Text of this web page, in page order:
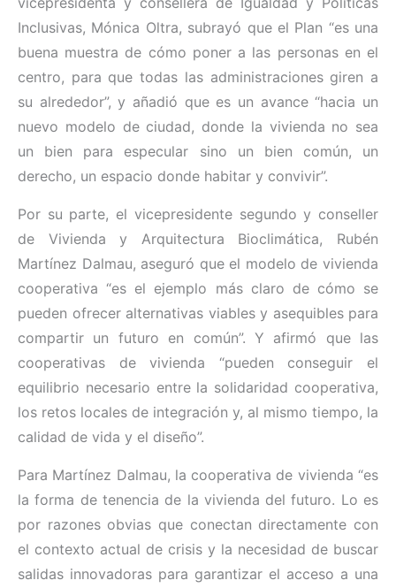
Inclusivas, Mónica Oltra, subrayó que el Plan “es una
buena muestra de cómo poner a las personas en el
centro, para que todas las administraciones giren a
su alrededor”, y añadió que es un avance “hacia un
nuevo modelo de ciudad, donde la vivienda no sea
un bien para especular sino un bien común, un
derecho, un espacio donde habitar y convivir”.
Por su parte, el vicepresidente segundo y conseller
de Vivienda y Arquitectura Bioclimática, Rubén
Martínez Dalmau, aseguró que el modelo de vivienda
cooperativa “es el ejemplo más claro de cómo se
pueden ofrecer alternativas viables y asequibles para
compartir un futuro en común”. Y afirmó que las
cooperativas de vivienda “pueden conseguir el
equilibrio necesario entre la solidaridad cooperativa,
los retos locales de integración y, al mismo tiempo, la
calidad de vida y el diseño”.
Para Martínez Dalmau, la cooperativa de vivienda “es
la forma de tenencia de la vivienda del futuro. Lo es
por razones obvias que conectan directamente con
el contexto actual de crisis y la necesidad de buscar
salidas innovadoras para garantizar el acceso a una